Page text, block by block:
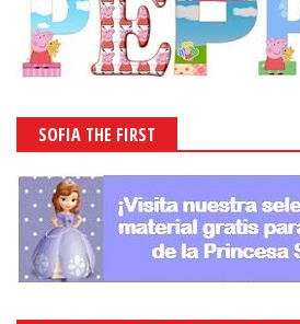
SOFIA THE FIRST